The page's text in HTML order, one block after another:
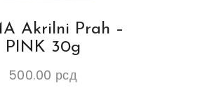
Akrilni Prah –
PINK 30g
500.00 рсд